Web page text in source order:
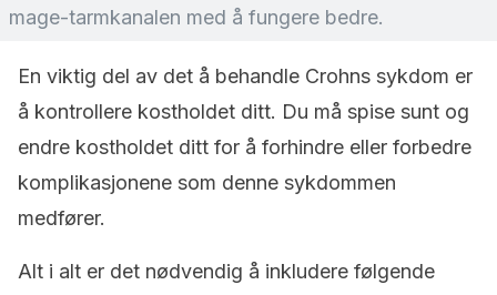
mage-tarmkanalen med å fungere bedre.
En viktig del av det å behandle Crohns sykdom er
å kontrollere kostholdet ditt. Du må spise sunt og
endre kostholdet ditt for å forhindre eller forbedre
komplikasjonene som denne sykdommen
medfører.
Alt i alt er det nødvendig å inkludere følgende